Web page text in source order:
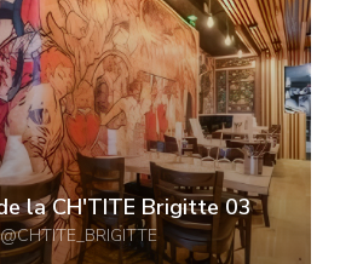
la CH'TITE Brigitte 03